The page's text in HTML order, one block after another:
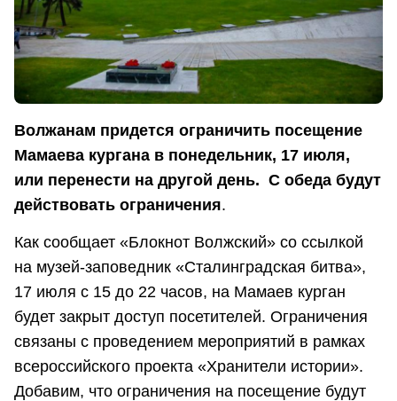
Волжанам придется ограничить посещение
Мамаева кургана в понедельник, 17 июля,
или перенести на другой день. С обеда будут
действовать ограничения.
Как сообщает «Блокнот Волжский» со ссылкой
на музей-заповедник «Сталинградская битва»,
17 июля с 15 до 22 часов, на Мамаев курган
будет закрыт доступ посетителей. Ограничения
связаны с проведением мероприятий в рамках
всероссийского проекта «Хранители истории».
Добавим, что ограничения на посещение будут